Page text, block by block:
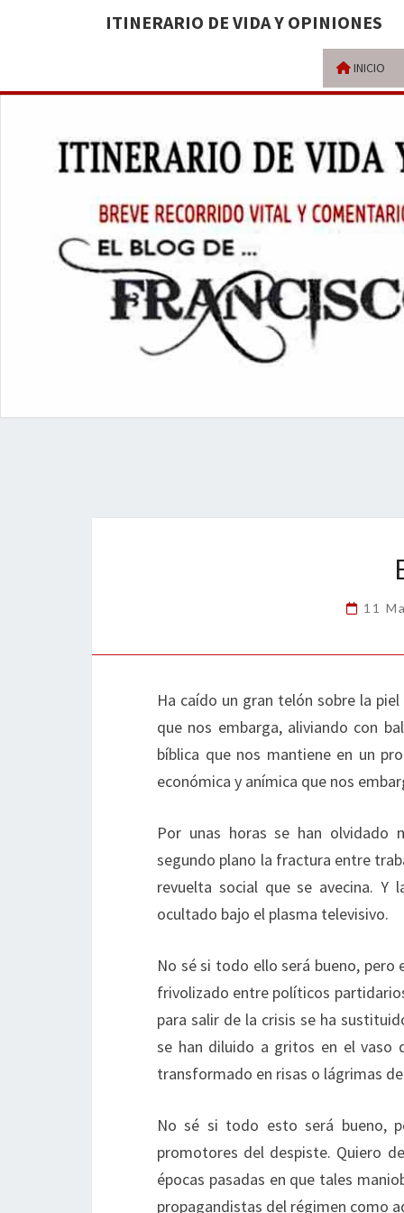
ITINERARIO DE VIDA Y OPINIONES
INICIO
11
Ha caído un gran telón sobre la
que nos embarga, aliviando con
bíblica que nos mantiene en un
económica y anímica que nos
Por unas horas se han olvidado
segundo plano la fractura entre
revuelta social que se avecina. Y
ocultado bajo el plasma televisivo.
No sé si todo ello será bueno,
frivolizado entre políticos
para salir de la crisis se ha
se han diluido a gritos en el vaso
transformado en risas o lágrimas
No sé si todo esto será bueno,
promotores del despiste. Quiero
épocas pasadas en que tales
propagandistas del régimen como